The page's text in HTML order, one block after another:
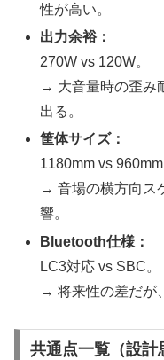
性が高い。
出力余裕：
270W vs 120W。
→ 大音量時の歪み
出る。
筐体サイズ：
1180mm vs 960mm
→ 音場の横方向ス
響。
Bluetooth仕様：
LC3対応 vs SBC。
→ 将来性の差だが
共通点一覧（設計